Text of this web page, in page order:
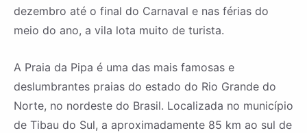
dezembro até o final do Carnaval e nas férias do
meio do ano, a vila lota muito de turista.
A Praia da Pipa é uma das mais famosas e
deslumbrantes praias do estado do Rio Grande do
Norte, no nordeste do Brasil. Localizada no município
de Tibau do Sul, a aproximadamente 85 km ao sul de